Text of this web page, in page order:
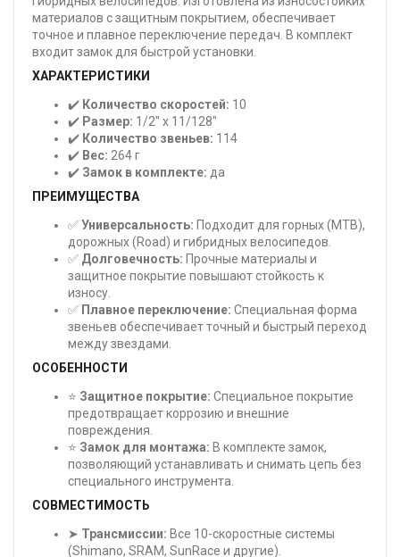
материалов с защитным покрытием, обеспечивает
точное и плавное переключение передач. В комплект
входит замок для быстрой установки.
ХАРАКТЕРИСТИКИ
✔️ Количество скоростей: 10
✔️ Размер: 1/2" x 11/128"
✔️ Количество звеньев: 114
✔️ Вес: 264 г
✔️ Замок в комплекте: да
ПРЕИМУЩЕСТВА
✅Универсальность: Подходит для горных (MTB),
дорожных (Road) и гибридных велосипедов.
✅ Долговечность: Прочные материалы и
защитное покрытие повышают стойкость к
износу.
✅ Плавное переключение: Специальная форма
звеньев обеспечивает точный и быстрый переход
между звездами.
ОСОБЕННОСТИ
⭐ Защитное покрытие: Специальное покрытие
предотвращает коррозию и внешние
повреждения.
⭐ Замок для монтажа: В комплекте замок,
позволяющий устанавливать и снимать цепь без
специального инструмента.
СОВМЕСТИМОСТЬ
➤ Трансмиссии: Все 10-скоростные системы
(Shimano, SRAM, SunRace и другие).